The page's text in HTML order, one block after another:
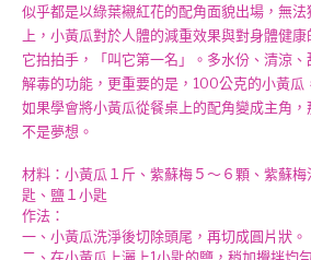
似乎都是以綠葉襯紅花的配角面貌出場，無
上，小黃瓜對於人體的減重效果與對身體健
它拍拍手，「叫它第一名」。多水份、清涼
解毒的功能，更重要的是，100公克的小黃瓜
如果學會將小黃瓜從餐桌上的配角變成主角
不是夢想。
材料：小黃瓜１斤、紫蘇梅５～６顆、紫蘇
匙、鹽１小匙
作法：
一、小黃瓜洗淨後切除頭尾，再切成圓片狀。